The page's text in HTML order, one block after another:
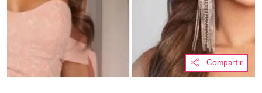
Compartir